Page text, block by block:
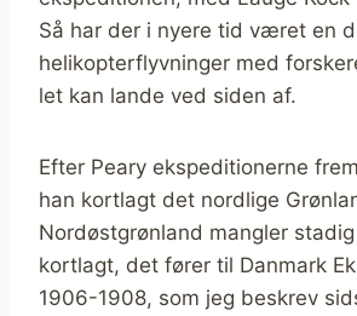
Så har der i nyere tid været en
helikopterflyvninger med
let kan lande ved siden af.
Efter Peary ekspeditionerne
han kortlagt det nordlige
Nordøstgrønland mangler
kortlagt, det fører til Danmark
1906-1908, som jeg beskrev